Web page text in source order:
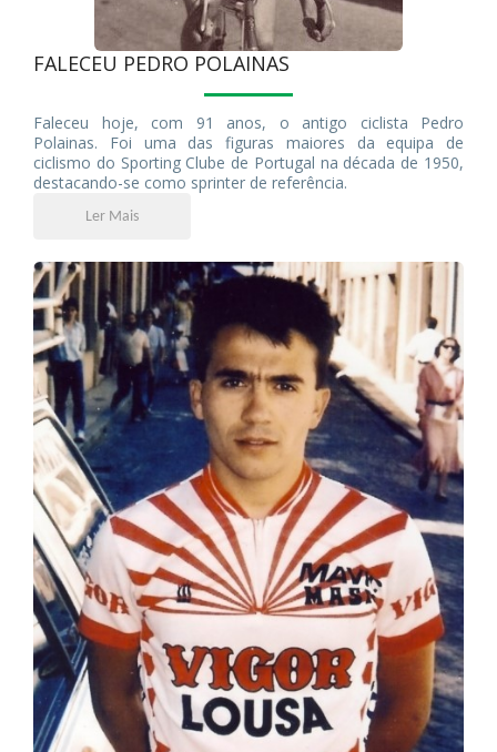
FALECEU PEDRO POLAINAS
Faleceu hoje, com 91 anos, o antigo ciclista Pedro
Polainas. Foi uma das figuras maiores da equipa de
ciclismo do Sporting Clube de Portugal na década de 1950,
destacando-se como sprinter de referência.
Ler Mais